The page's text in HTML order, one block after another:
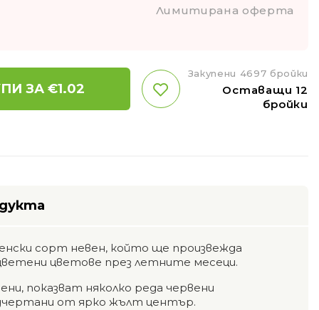
Лимитирана оферта
ЗА €1.02
Закупени 4697 бройки
Оставащи 12
бройки
сорт невен, който ще произвежда
цветове през летните месеци.
показват няколко реда червени
от ярко жълт център.